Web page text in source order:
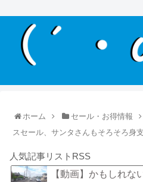
ホーム セール・お得情報
スセール、サンタさんもそろそろ身
人気記事リストRSS
【動画】かもしれな